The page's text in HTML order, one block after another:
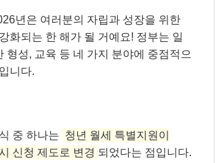
년은 여러분의 자립과 성장을 위한
화되는 한 해가 될 거예요! 정부는 일
형성, 교육 등 네 가지 분야에 중점적으
니다.
중 하나는 청년 월세 특별지원이
신청 제도로 변경 되었다는 점입니다.